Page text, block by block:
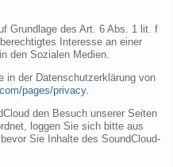
Grundlage des Art. 6 Abs. 1 lit. f
Interesse an einer
den Sozialen Medien.
in der Datenschutzerklärung von
pages/privacy.
den Besuch unserer Seiten
loggen Sie sich bitte aus
Sie Inhalte des SoundCloud-